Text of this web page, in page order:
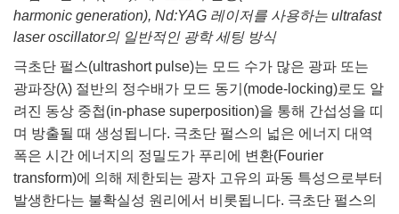
(UFI)
harmonic generation), Nd:YAG 레이저를 사용하는 ultrafast
laser oscillator의 일반적인 광학 세팅 방식
극초단 펄스(ultrashort pulse)는 모드 수가 많은 광파 또는
광파장(λ) 절반의 정수배가 모드 동기(mode-locking)로도 알
려진 동상 중첩(in-phase superposition)을 통해 간섭성을 띠
며 방출될 때 생성됩니다. 극초단 펄스의 넓은 에너지 대역
폭은 시간 에너지의 정밀도가 푸리에 변환(Fourier
transform)에 의해 제한되는 광자 고유의 파동 특성으로부터
발생한다는 불확실성 원리에서 비롯됩니다. 극초단 펄스의